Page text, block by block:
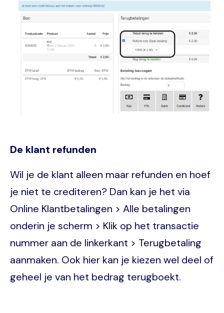
De klant refunden
Wil je de klant alleen maar refunden en hoef
je niet te crediteren? Dan kan je het via
Online Klantbetalingen > Alle betalingen
onderin je scherm > Klik op het transactie
nummer aan de linkerkant > Terugbetaling
aanmaken. Ook hier kan je kiezen wel deel of
geheel je van het bedrag terugboekt.